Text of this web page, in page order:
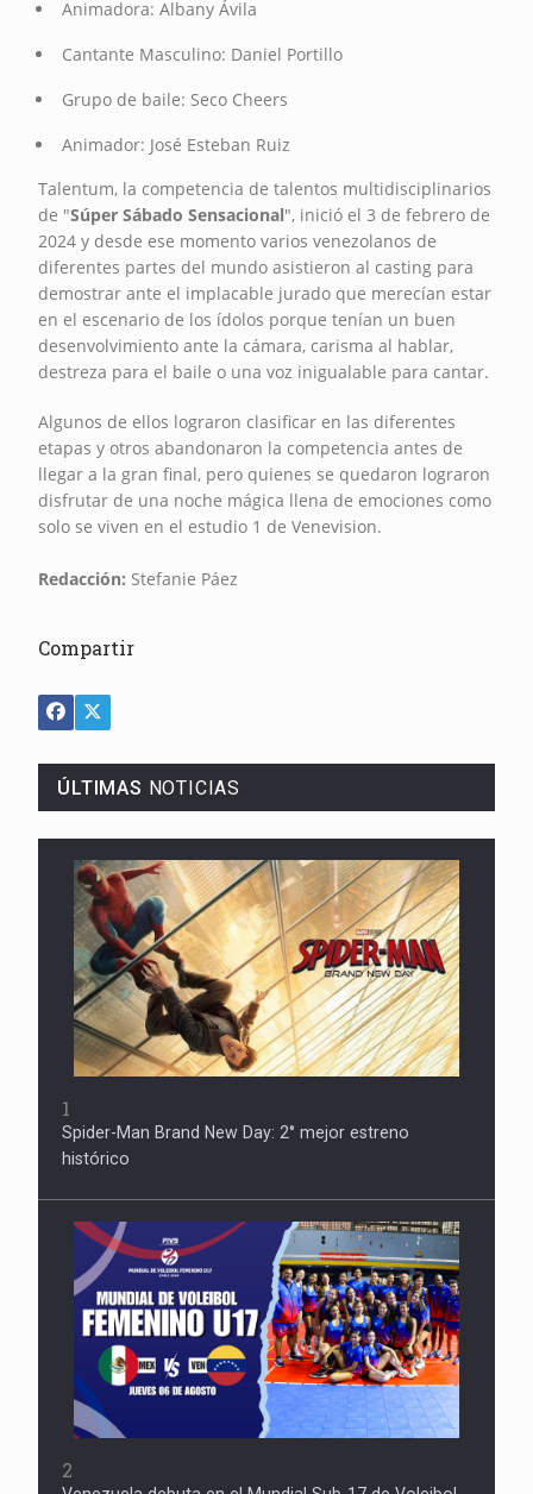
Animadora: Albany Ávila
Cantante Masculino: Daniel Portillo
Grupo de baile: Seco Cheers
Animador: José Esteban Ruiz
Talentum, la competencia de talentos multidisciplinarios
de "Súper Sábado Sensacional", inició el 3 de febrero de
2024 y desde ese momento varios venezolanos de
diferentes partes del mundo asistieron al casting para
demostrar ante el implacable jurado que merecían estar
en el escenario de los ídolos porque tenían un buen
desenvolvimiento ante la cámara, carisma al hablar,
destreza para el baile o una voz inigualable para cantar.
Algunos de ellos lograron clasificar en las diferentes
etapas y otros abandonaron la competencia antes de
llegar a la gran final, pero quienes se quedaron lograron
disfrutar de una noche mágica llena de emociones como
solo se viven en el estudio 1 de Venevision.
Redacción: Stefanie Páez
Compartir
ÚLTIMAS NOTICIAS
1
Spider-Man Brand New Day: 2° mejor estreno
histórico
2